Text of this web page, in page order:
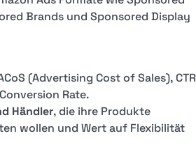
Brands und Sponsored Display
(Advertising Cost of Sales), CTR
Rate.
Händler, die ihre Produkte
wollen und Wert auf Flexibilität